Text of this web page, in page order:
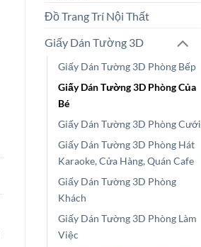
Đồ Trang Trí Nội Thất
Giấy Dán Tường 3D
Giấy Dán Tường 3D Phòng Bếp
Giấy Dán Tường 3D Phòng Của
Bé
Giấy Dán Tường 3D Phòng Cưới
Giấy Dán Tường 3D Phòng Hát
Karaoke, Cửa Hàng, Quán Cafe
Giấy Dán Tường 3D Phòng
Khách
Giấy Dán Tường 3D Phòng Làm
Việc